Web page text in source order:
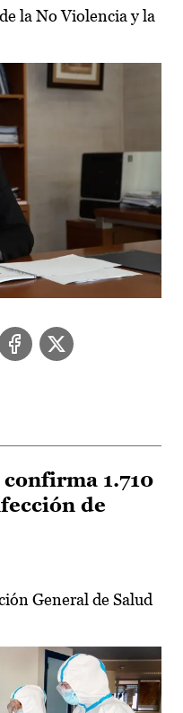
la No Violencia y la
1.710
de
General de Salud